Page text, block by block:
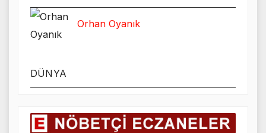
Orhan Oyanık
DÜNYA